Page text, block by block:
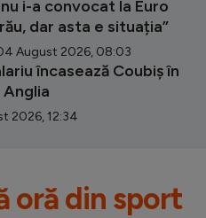
i-a convocat la Euro
dar asta e situația”
August 2026, 08:03
încasează Coubiș în
Anglia
2026, 12:34
oră din sport